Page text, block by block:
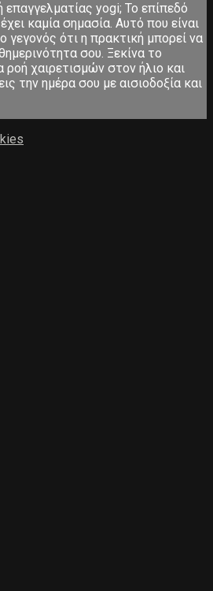
yogi; Το επίπεδό
καμία σημασία. Αυτό που είναι
γεγονός ότι η πρακτική μπορεί να
σου. Ξεκίνα το
ροή χαιρετισμών στον ήλιο και
την ημέρα σου με αισιοδοξία και